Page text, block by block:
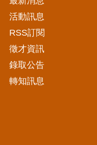
活動訊息
RSS訂閱
徵才資訊
錄取公告
轉知訊息